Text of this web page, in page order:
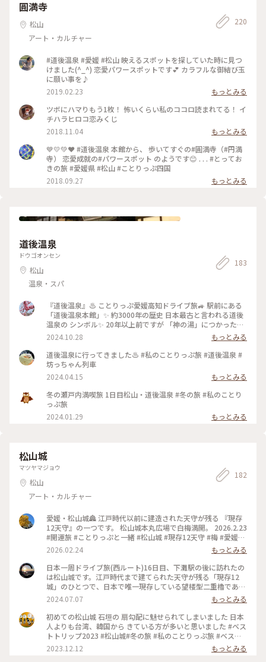
圓満寺
松山
アート・カルチャー
220
#道後温泉 #愛媛 #松山 映えるスポットを探していた時に見つ
けました(^_^) 恋愛パワースポットです💕 カラフルな御結び玉
に願い事を♪
2019.02.23
もっとみる
ツボにハマりもう1枚！ 怖いくらい私のココロ読まれてる！ イ
チハラヒロコ恋みくじ
2018.11.04
もっとみる
💙💛💚❤️ #道後温泉 本館から、 歩いてすぐの#圓満寺（#円満
寺） 恋愛成就の#パワースポット のようです😊 . . . #とってお
きの旅 #愛媛県 #松山 #ことりっぷ四国
2018.09.27
もっとみる
道後温泉
ドウゴオンセン
松山
温泉・スパ
183
『道後温泉』♨️ ことりっぷ愛媛高知ドライブ旅🚙 駅前にある
「道後温泉本館」✨ 約3000年の歴史 日本最古と言われる道後
温泉の シンボル✨ 20年以上前ですが 「神の湯」につかった思
い出が蘇ります。 中は小さな共同浴場で 湯上りには2階の広間
でゆっくり 休憩できます😊 美しい別館「飛鳥乃温泉」も人気
ですね。 飛鳥乃湯泉の前にも 姉妹館「椿の湯」があります。
にぎやかな商店街の中にあるので 外湯巡りとそぞろ歩きが楽
高知ドライブ旅 #瀬戸内海を渡る旅 #四国へ #レトロな街 #レ
トロ #道後温泉本館 #飛鳥乃湯泉 #椿の湯 #温泉 #道後温泉 #道
後温泉商店街 #松山 #愛媛 #愛媛県 #四国 #ことりっぷ愛媛 #ド
ライブ #母娘旅
2024.10.28
もっとみる
道後温泉に行ってきました♨️ #私のことりっぷ旅 #道後温泉 #
坊っちゃん列車
2024.04.15
もっとみる
冬の瀬戸内満喫旅 1日目松山・道後温泉 #冬の旅 #私のことり
っぷ旅
2024.01.29
もっとみる
松山城
マツヤマジョウ
松山
アート・カルチャー
182
愛媛・松山城🏯 江戸時代以前に建造された天守が残る 『現存
12天守』の一つです。 松山城本丸広場で白梅満開。 2026.2.23
#開運旅 #ことりっぷと一緒 #松山城 #現存12天守 #梅 #愛媛県
#松山市
2026.02.24
もっとみる
日本一周ドライブ旅(西ルート)16日目、下灘駅の後に訪れたの
は松山城です。江戸時代まで建てられた天守が残る「現存12
城」のひとつで、日本で唯一現存している望楼型二重櫓である
野原櫓や、「現存12天守」の城郭では松山城と彦根城しか存在
が確認されていない「登り石垣」があり、石垣は本当に見事で
した。 登城ルートは4つあるそうですが、私は登りはリフト(片
道券 270円)を利用し、下りは歩きました。 #松山城 #現存12城
#日本名城 #日本一周 #日本一周ドライブ旅 #世界遺産巡り #国
2024.07.07
もっとみる
初めての松山城 石垣の 扇勾配に魅せられてしまいました 日本
人よりも台湾、韓国から きている方が多いと思いました #ベス
トトリップ2023 #松山城#冬の旅 #私のことりっぷ旅 #ベスト
トリップ2023
2023.12.12 もっとみる